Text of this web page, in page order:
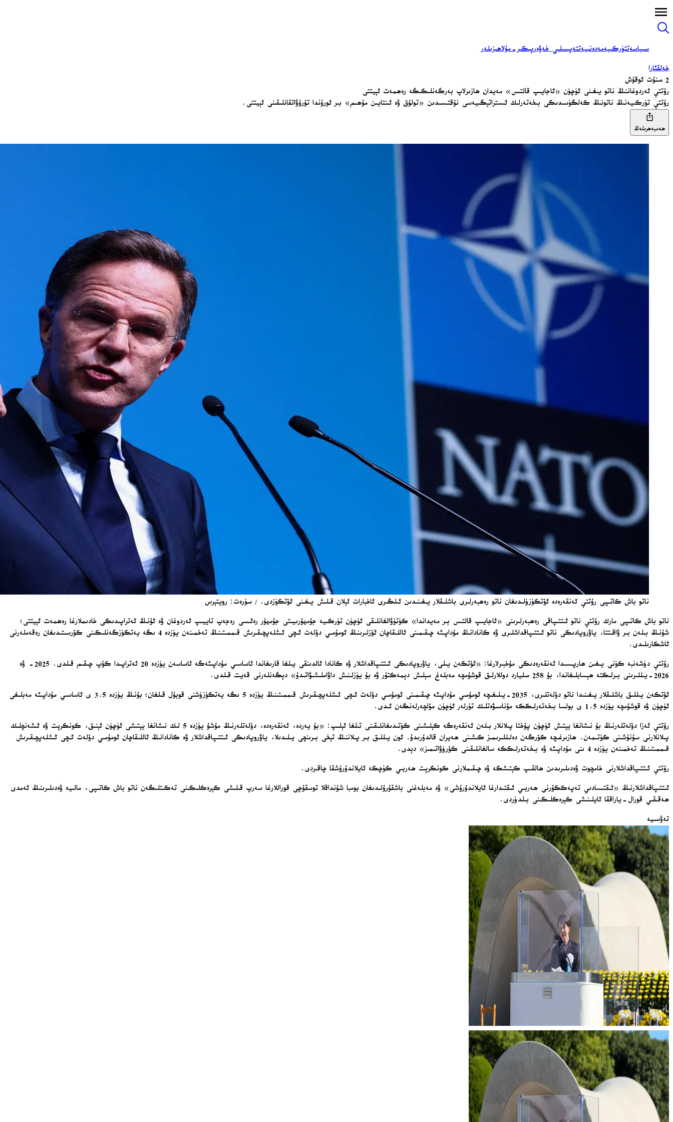
سىياسەتتۈركىيەمەدەنىيەتتەپسىلىي خەۋەرپىكىر-مۇلاھىزىلەر
خەلقئارا
2 مىنۇت ئوقۇش
رۇتتې ئەردوغاننىڭ ناتو يىغىنى ئۈچۈن «ئاجايىپ قالتىس» مەيدان ھازىرلاپ بەرگەنلىكىگە رەھمەت ئېيتتى
رۇتتې تۈركىيەنىڭ ناتونىڭ كەلگۈسىدىكى بىخەتەرلىك ئىستراتېگىيەسى نۇقتىسىدىن «تولۇق ۋە ئىنتايىن مۇھىم» بىر ئورۇندا تۇرۇۋاتقانلىقىنى ئېيتتى.
ھەمبەھرىلەڭ
ناتو باش كاتىپى رۇتتې ئەنقەرەدە ئۆتكۈزۈلىدىغان ناتو رەھبەرلىرى باشلىقلار يىغىنىدىن ئىلگىرى ئاخبارات ئېلان قىلىش يىغىنى ئۆتكۈزدى. / سۈرەت: رويتېرس
ناتو باش كاتىپى مارك رۇتتې ناتو ئىتتىپاقى رەھبەرلىرىنى «ئاجايىپ قالتىس بىر مەيداندا» كۈتۈۋالغانلىقى ئۈچۈن تۈركىيە جۇمھۇرىيىتى جۇمھۇر رەئىسى رەجەپ تاييىپ ئەردوغان ۋە ئۇنىڭ ئەتراپىدىكى خادىملارغا رەھمەت ئېيتتى؛
شۇنىڭ بىلەن بىر ۋاقىتتا، ياۋروپادىكى ناتو ئىتتىپاقداشلىرى ۋە كانادانىڭ مۇداپىئە چىقىمىنى ئاللىقاچان ئۆزلىرىنىڭ ئومۇمىي دۆلەت ئىچى ئىشلەپچىقىرىش قىممىتىنىڭ تەخمىنەن يۈزدە 4 ىگە يەتكۈزگەنلىكىنى كۆرسىتىدىغان رەقەملەرنى
ئاشكارىلىدى.
رۇتتې دۈشەنبە كۈنى يىغىن ھارپىسىدا ئەنقەرەدىكى مۇخبىرلارغا: «ئۆتكەن يىلى، ياۋروپادىكى ئىتتىپاقداشلار ۋە كانادا ئالدىنقى يىلغا قارىغاندا ئاساسىي مۇداپىئەگە ئاساسەن يۈزدە 20 ئەتراپىدا كۆپ چىقىم قىلدى. 2025- ۋە
2026-يىللىرىنى بىرلىكتە ھېسابلىغاندا، بۇ 258 مىليارد دوللارلىق قوشۇمچە مەبلەغ سېلىش دېمەكتۇر ۋە بۇ يۈزلىنىش داۋاملىشىۋاتىدۇ» دېگەنلەرنى قەيت قىلدى.
ئۆتكەن يىللىق باشلىقلار يىغىنىدا ناتو دۆلەتلىرى، 2035-يىلىغىچە ئومۇمىي مۇداپىئە چىقىمىنى ئومۇمىي دۆلەت ئىچى ئىشلەپچىقىرىش قىممىتىنىڭ يۈزدە 5 ىگە يەتكۈزۈشنى قوبۇل قىلغان؛ بۇنىڭ يۈزدە 3.5 ى ئاساسىي مۇداپىئە مەبلىغى
ئۈچۈن ۋە قوشۇمچە يۈزدە 1.5 ى بولسا بىخەتەرلىككە مۇناسىۋەتلىك تۈرلەر ئۈچۈن مۆلچەرلەنگەن ئىدى.
رۇتتې ئەزا دۆلەتلەرنىڭ بۇ نىشانغا يېتىش ئۈچۈن پۇختا پىلانلار بىلەن ئەنقەرەگە كېلىشىنى كۈتىدىغانلىقىنى تىلغا ئېلىپ: «بۇ يەردە، ئەنقەرەدە، دۆلەتلەرنىڭ مۇشۇ يۈزدە 5 لىك نىشانغا يېتىشى ئۈچۈن ئېنىق، كونكرېت ۋە ئىشەنچلىك
پىلانلارنى سۇنۇشىنى كۈتىمەن. ھازىرغىچە كۆرگەن دەلىللىرىمىز كىشىنى ھەيران قالدۇرىدۇ. ئون يىللىق بىر پىلاننىڭ تېخى بىرىنچى يىلىدىلا، ياۋروپادىكى ئىتتىپاقداشلار ۋە كانادانىڭ ئاللىقاچان ئومۇمىي دۆلەت ئىچى ئىشلەپچىقىرىش
قىممىتىنىڭ تەخمىنەن يۈزدە 4 ىنى مۇداپىئە ۋە بىخەتەرلىككە سالغانلىقىنى كۆرۈۋاتىمىز» دېدى.
رۇتتې ئىتتىپاقداشلارنى خامچوت ۋەدىلىرىدىن ھالقىپ كېتىشكە ۋە چىقىملارنى كونكرېت ھەربىي كۈچكە ئايلاندۇرۇشقا چاقىردى.
ئىتتىپاقداشلارنىڭ «ئىقتىسادىي تەپەككۇرنى ھەربىي ئىقتىدارغا ئايلاندۇرۇشى» ۋە مەبلەغنى باشقۇرۇلىدىغان بومبا شۇنداقلا توسقۇچى قوراللارغا سەرپ قىلىشى كېرەكلىكىنى تەكىتلىگەن ناتو باش كاتىپى، مالىيە ۋەدىلىرىنىڭ ئەمدى
ھەقىقىي قورال-ياراققا ئايلىنىشى كېرەكلىكىنى بىلدۈردى.
تەۋسىيە